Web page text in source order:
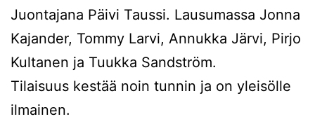
Juontajana Päivi Taussi. Lausumassa Jonna
Kajander, Tommy Larvi, Annukka Järvi, Pirjo
Kultanen ja Tuukka Sandström.
Tilaisuus kestää noin tunnin ja on yleisölle
ilmainen.